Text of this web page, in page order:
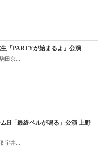
「PARTYが始まるよ」公演
田京...
H「最終ベルが鳴る」公演 上野
宇井...